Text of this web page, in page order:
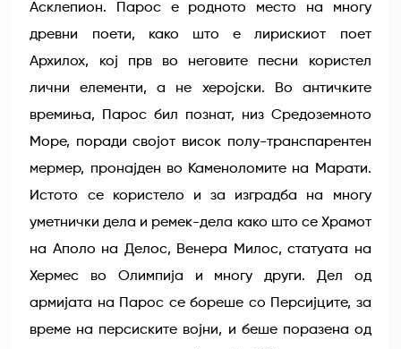
Асклепион. Парос е родното место на многу
древни поети, како што е лирискиот поет
Архилох, кој прв во неговите песни користел
лични елементи, а не херојски. Во античките
времиња, Парос бил познат, низ Средоземното
Море, поради својот висок полу-транспарентен
мермер, пронајден во Каменоломите на Марати.
Истото се користело и за изградба на многу
уметнички дела и ремек-дела како што се Храмот
на Аполо на Делос, Венера Милос, статуата на
Хермес во Олимпија и многу други. Дел од
армијата на Парос се бореше со Персијците, за
време на персиските војни, и беше поразена од